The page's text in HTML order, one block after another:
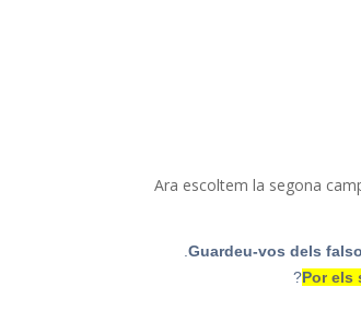
Ara escoltem la segona
Guardeu-vos dels
Por els